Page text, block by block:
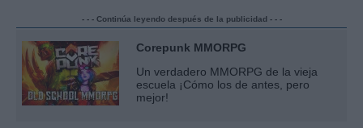
- - - Continúa leyendo después de la publicidad - - -
Corepunk MMORPG
Un verdadero MMORPG de la vieja
escuela ¡Cómo los de antes, pero
mejor!